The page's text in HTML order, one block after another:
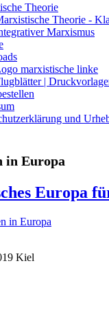
Theorie
Theorie -
Marxismus
marxistische linke
|
und
in Europa
Europa
in Europa